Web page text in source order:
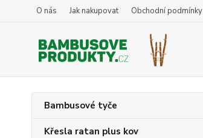
O nás Jak nakupovat Obchodní podmínky
Bambusové tyče
Křesla ratan plus kov